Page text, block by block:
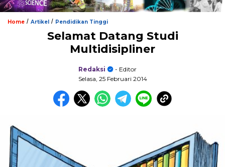
Home / Artikel / Pendidikan Tinggi
Selamat Datang Studi
Multidisipliner
Redaksi
- Editor
Selasa, 25 Februari 2014